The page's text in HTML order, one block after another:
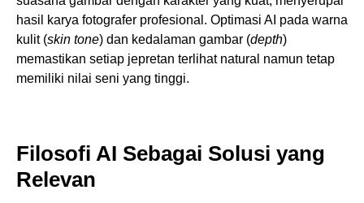
hasil karya fotografer profesional. Optimasi AI pada warna
kulit (skin tone) dan kedalaman gambar (depth)
memastikan setiap jepretan terlihat natural namun tetap
memiliki nilai seni yang tinggi.
Filosofi AI Sebagai Solusi yang
Relevan